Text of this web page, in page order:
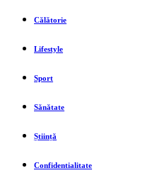
Călătorie
Lifestyle
Sport
Sănătate
Știință
Confidentialitate